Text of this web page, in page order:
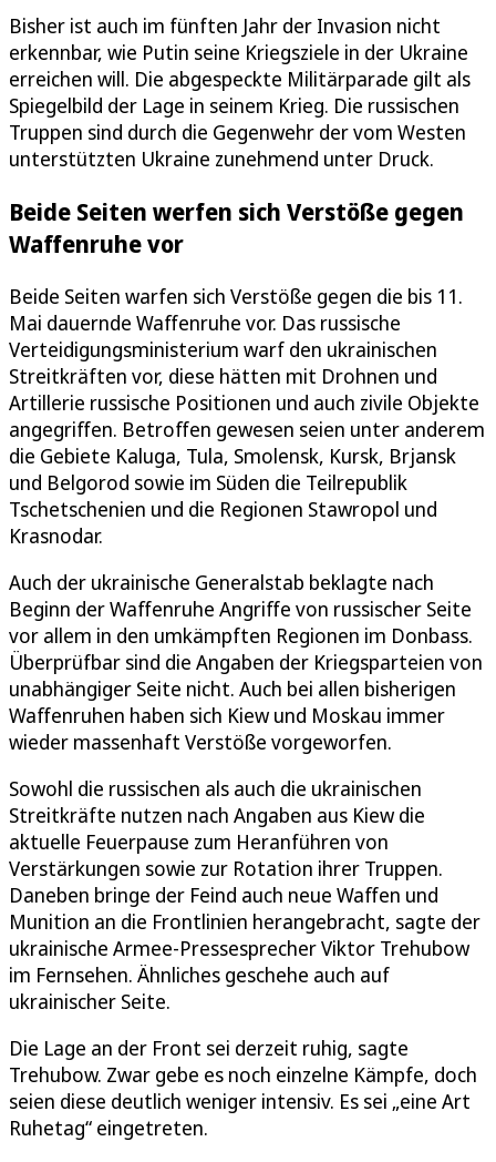
Bisher ist auch im fünften Jahr der Invasion nicht
erkennbar, wie Putin seine Kriegsziele in der Ukraine
erreichen will. Die abgespeckte Militärparade gilt als
Spiegelbild der Lage in seinem Krieg. Die russischen
Truppen sind durch die Gegenwehr der vom Westen
unterstützten Ukraine zunehmend unter Druck.
Beide Seiten werfen sich Verstöße gegen
Waffenruhe vor
Beide Seiten warfen sich Verstöße gegen die bis 11.
Mai dauernde Waffenruhe vor. Das russische
Verteidigungsministerium warf den ukrainischen
Streitkräften vor, diese hätten mit Drohnen und
Artillerie russische Positionen und auch zivile Objekte
angegriffen. Betroffen gewesen seien unter anderem
die Gebiete Kaluga, Tula, Smolensk, Kursk, Brjansk
und Belgorod sowie im Süden die Teilrepublik
Tschetschenien und die Regionen Stawropol und
Krasnodar.
Auch der ukrainische Generalstab beklagte nach
Beginn der Waffenruhe Angriffe von russischer Seite
vor allem in den umkämpften Regionen im Donbass.
Überprüfbar sind die Angaben der Kriegsparteien von
unabhängiger Seite nicht. Auch bei allen bisherigen
Waffenruhen haben sich Kiew und Moskau immer
wieder massenhaft Verstöße vorgeworfen.
Sowohl die russischen als auch die ukrainischen
Streitkräfte nutzen nach Angaben aus Kiew die
aktuelle Feuerpause zum Heranführen von
Verstärkungen sowie zur Rotation ihrer Truppen.
Daneben bringe der Feind auch neue Waffen und
Munition an die Frontlinien herangebracht, sagte der
ukrainische Armee-Pressesprecher Viktor Trehubow
im Fernsehen. Ähnliches geschehe auch auf
ukrainischer Seite.
Die Lage an der Front sei derzeit ruhig, sagte
Trehubow. Zwar gebe es noch einzelne Kämpfe, doch
seien diese deutlich weniger intensiv. Es sei „eine Art
Ruhetag“ eingetreten.